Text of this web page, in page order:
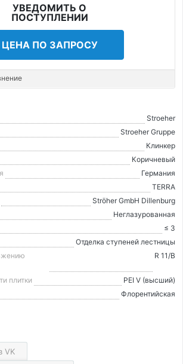
УВЕДОМИТЬ О
ПОСТУПЛЕНИИ
ЦЕНА ПО ЗАПРОСУ
Stroeher
Stroeher Gruppe
Клинкер
Коричневый
Германия
TERRA
Ströher GmbH Dillenburg
Неглазурованная
≤ 3
Отделка ступеней лестницы
R 11/B
плитки
PEI V (высший)
Флорентийская
VK